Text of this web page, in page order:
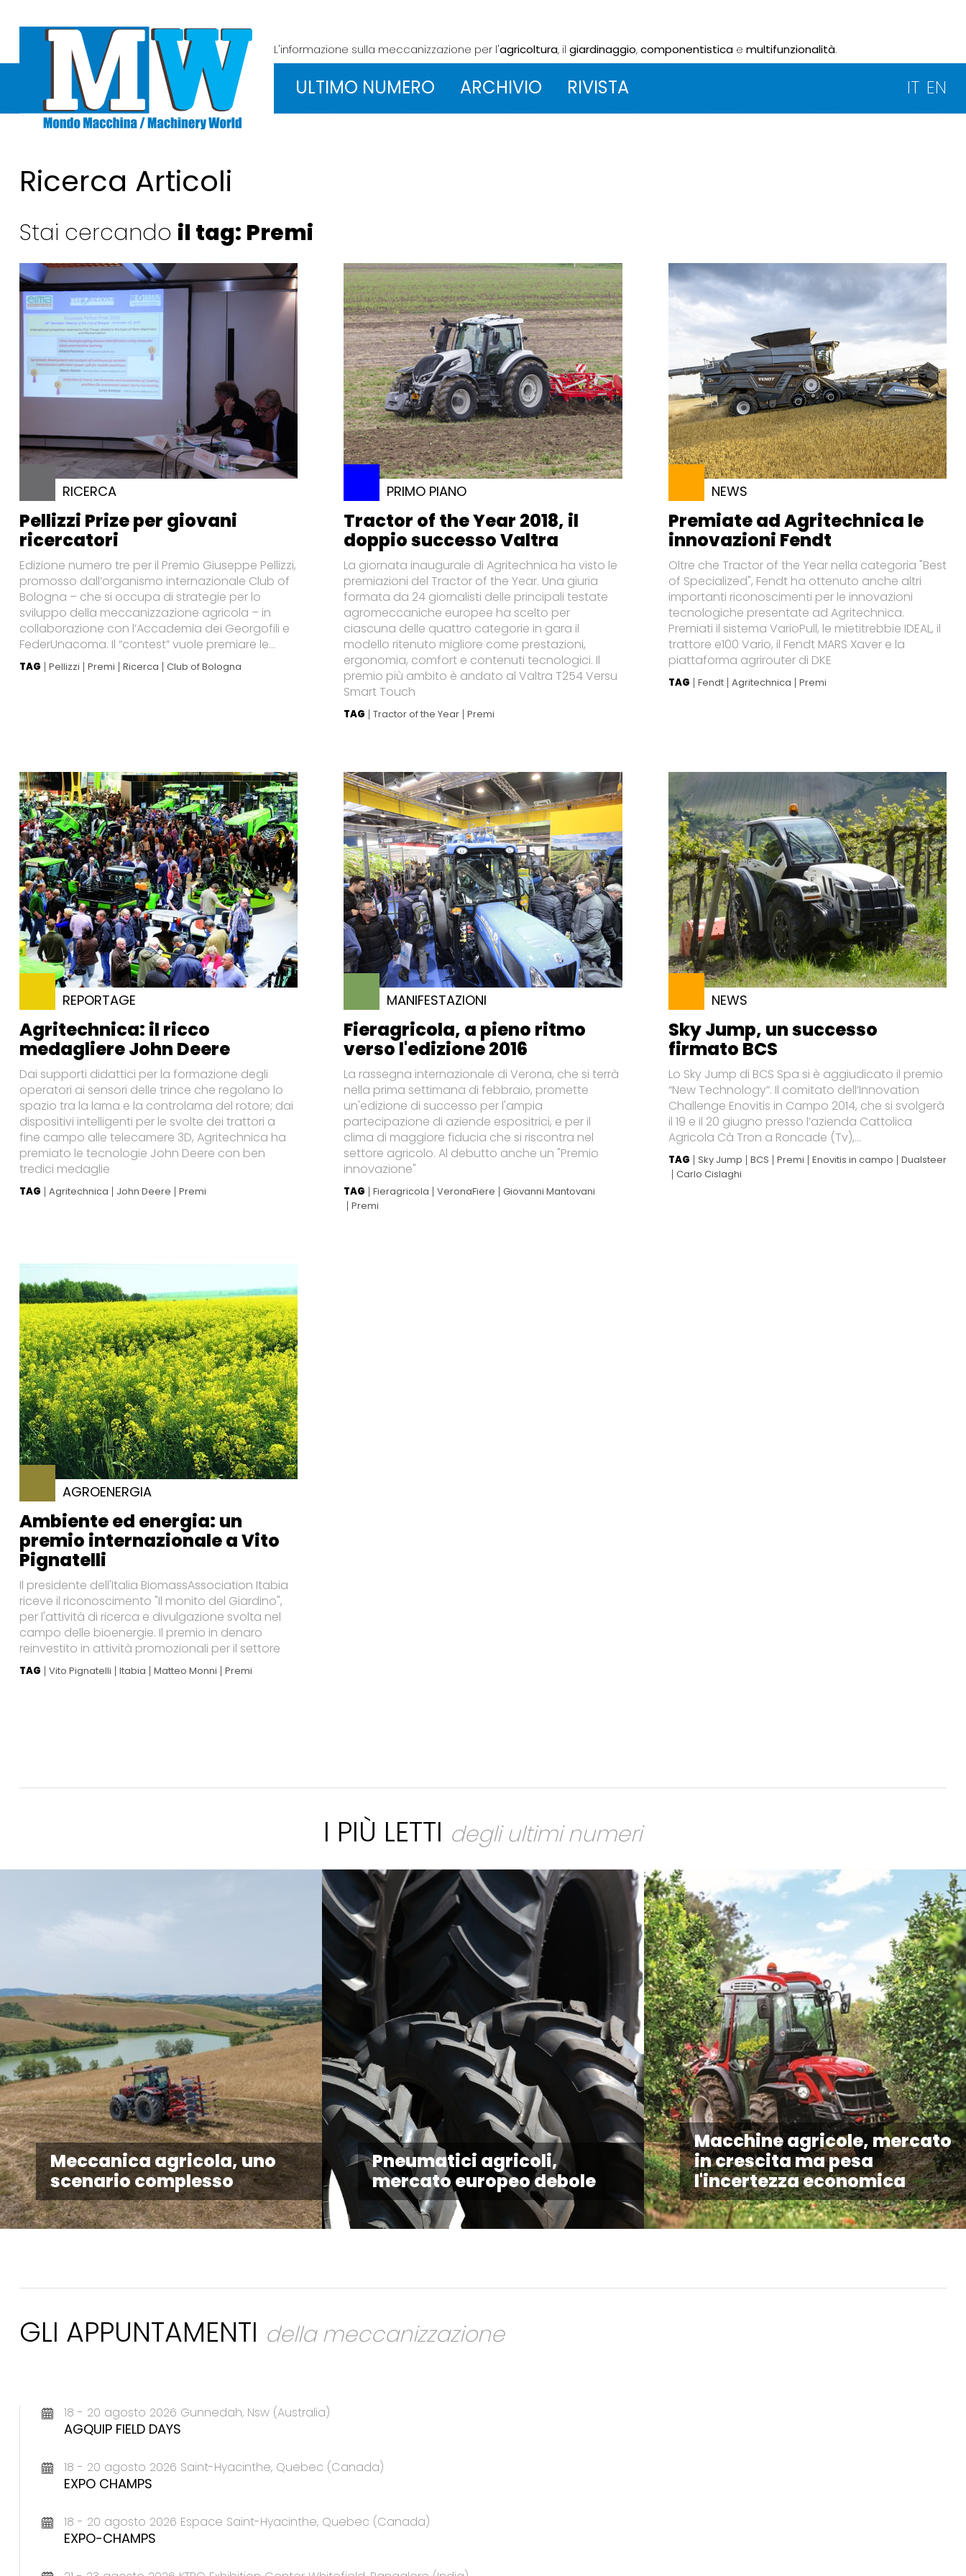
L'informazione sulla meccanizzazione per l'agricoltura, il giardinaggio,componentisticae multifunzionalità.
ULTIMO NUMERO ARCHIVIO RIVISTA IT EN
Ricerca Articoli
Stai cercando il tag: Premi
RICERCA
Pellizzi Prize per giovani
ricercatori
Edizione numero tre per il Premio Giuseppe Pellizzi,
promosso dall’organismo internazionale Club of
Bologna – che si occupa di strategie per lo
sviluppo della meccanizzazione agricola – in
collaborazione con l’Accademia dei Georgofili e
FederUnacoma. Il “contest” vuole premiare le...
TAG Pellizzi Premi Ricerca Club of Bologna
PRIMO PIANO
Tractor of the Year 2018, il
doppio successo Valtra
La giornata inaugurale di Agritechnica ha visto le
premiazioni del Tractor of the Year. Una giuria
formata da 24 giornalisti delle principali testate
agromeccaniche europee ha scelto per
ciascuna delle quattro categorie in gara il
modello ritenuto migliore come prestazioni,
ergonomia, comfort e contenuti tecnologici. Il
premio più ambito è andato al Valtra T254 Versu
Smart Touch
TAG Tractor of the Year Premi
NEWS
Premiate ad Agritechnica le
innovazioni Fendt
Oltre che Tractor of the Year nella categoria "Best
of Specialized", Fendt ha ottenuto anche altri
importanti riconoscimenti per le innovazioni
tecnologiche presentate ad Agritechnica.
Premiati il sistema VarioPull, le mietitrebbie IDEAL, il
trattore e100 Vario, il Fendt MARS Xaver e la
piattaforma agrirouter di DKE
TAG Fendt Agritechnica Premi
REPORTAGE
Agritechnica: il ricco
medagliere John Deere
Dai supporti didattici per la formazione degli
operatori ai sensori delle trince che regolano lo
spazio tra la lama e la controlama del rotore; dai
dispositivi intelligenti per le svolte dei trattori a
fine campo alle telecamere 3D, Agritechnica ha
premiato le tecnologie John Deere con ben
tredici medaglie
TAG Agritechnica John Deere Premi
MANIFESTAZIONI
Fieragricola, a pieno ritmo
verso l'edizione 2016
La rassegna internazionale di Verona, che si terrà
nella prima settimana di febbraio, promette
un'edizione di successo per l'ampia
partecipazione di aziende espositrici, e per il
clima di maggiore fiducia che si riscontra nel
settore agricolo. Al debutto anche un "Premio
innovazione"
TAG Fieragricola VeronaFiere
Giovanni Mantovani
Premi
NEWS
Sky Jump, un successo
firmato BCS
Lo Sky Jump di BCS Spa si è aggiudicato il premio
“New Technology”. Il comitato dell’Innovation
Challenge Enovitis in Campo 2014, che si svolgerà
il 19 e il 20 giugno presso l’azienda Cattolica
Agricola Cà Tron a Roncade (Tv),...
TAG Sky Jump BCS Premi Enovitis in campo
Dualsteer
Carlo Cislaghi
AGROENERGIA
Ambiente ed energia: un
premio internazionale a Vito
Pignatelli
Il presidente dell'Italia BiomassAssociation Itabia
riceve il riconoscimento "Il monito del Giardino",
per l'attività di ricerca e divulgazione svolta nel
campo delle bioenergie. Il premio in denaro
reinvestito in attività promozionali per il settore
TAG Vito Pignatelli Itabia Matteo Monni Premi
I PIÙ LETTI degli ultimi numeri
Meccanica agricola, uno
scenario complesso
Pneumatici agricoli,
mercato europeo debole
Macchine agricole, mercato
in crescita ma pesa
l'incertezza economica
GLI APPUNTAMENTI della meccanizzazione
18 - 20 agosto 2026 Gunnedah, Nsw (Australia)
AGQUIP FIELD DAYS
18 - 20 agosto 2026 Saint-Hyacinthe, Quebec (Canada)
EXPO CHAMPS
18 - 20 agosto 2026 Espace Saint-Hyacinthe, Quebec (Canada)
EXPO-CHAMPS